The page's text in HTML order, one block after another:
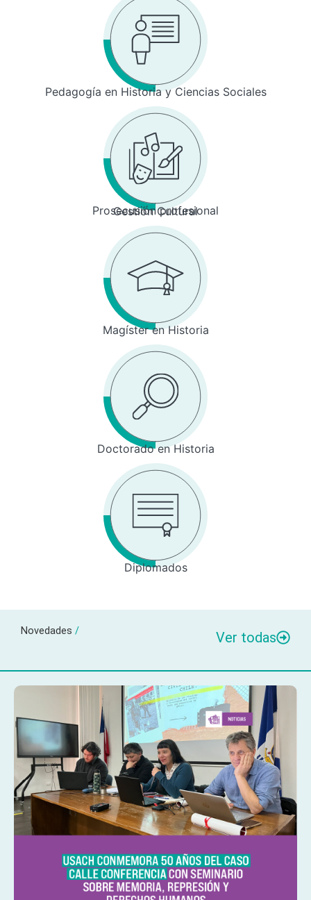
Pedagogía en Historia y Ciencias Sociales
Prosecusión profesional
Gestión Cultural
Magíster en Historia
Doctorado en Historia
Diplomados
Novedades / Ver todas